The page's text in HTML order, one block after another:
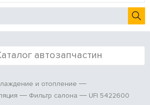
автозапчастин
и отопление
Фильтр салона UFI 5422600